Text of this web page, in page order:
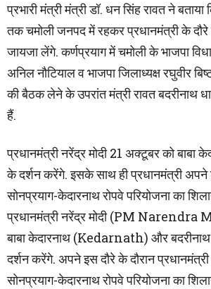
प्रभारी मंत्री मंत्री डॉ. धन सिंह रावत ने बताया
तक चमोली जनपद में रहकर प्रधानमंत्री के दौरे
जायजा लेंगे. कर्णप्रयाग में चमोली के भाजपा
अनिल नौटियाल व भाजपा जिलाध्यक्ष रघुवीर
की बैठक लेने के उपरांत मंत्री रावत बदरीनाथ
हैं.
प्रधानमंत्री नरेंद्र मोदी 21 अक्टूबर को बाबा
के दर्शन करेंगे. इसके साथ ही प्रधानमंत्री अपने
सोनप्रयाग-केदारनाथ रोपवे परियोजना का
प्रधानमंत्री नरेंद्र मोदी (PM Narendra
बाबा केदारनाथ (Kedarnath) और
दर्शन करेंगे. अपने इस दौरे के दौरान
सोनप्रयाग-केदारनाथ रोपवे परियोजना का